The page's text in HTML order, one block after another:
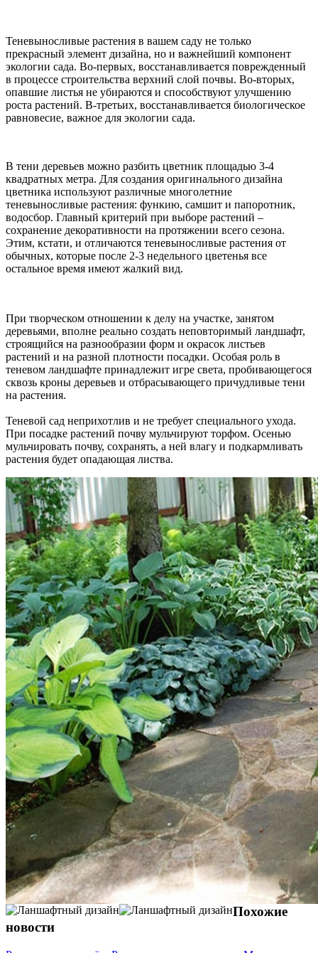
Теневыносливые растения в вашем саду не только
прекрасный элемент дизайна, но и важнейший компонент
экологии сада. Во-первых, восстанавливается поврежденный
в процессе строительства верхний слой почвы. Во-вторых,
опавшие листья не убираются и способствуют улучшению
роста растений. В-третьих, восстанавливается биологическое
равновесие, важное для экологии сада.
В тени деревьев можно разбить цветник площадью 3-4
квадратных метра. Для создания оригинального дизайна
цветника используют различные многолетние
теневыносливые растения: функию, самшит и папоротник,
водосбор. Главный критерий при выборе растений –
сохранение декоративности на протяжении всего сезона.
Этим, кстати, и отличаются теневыносливые растения от
обычных, которые после 2-3 недельного цветенья все
остальное время имеют жалкий вид.
При творческом отношении к делу на участке, занятом
деревьями, вполне реально создать неповторимый ландшафт,
строящийся на разнообразии форм и окрасок листьев
растений и на разной плотности посадки. Особая роль в
теневом ландшафте принадлежит игре света, пробивающегося
сквозь кроны деревьев и отбрасывающего причудливые тени
на растения.
Теневой сад неприхотлив и не требует специального ухода.
При посадке растений почву мульчируют торфом. Осенью
мульчировать почву, сохранять, а ней влагу и подкармливать
растения будет опадающая листва.
Похожие
новости